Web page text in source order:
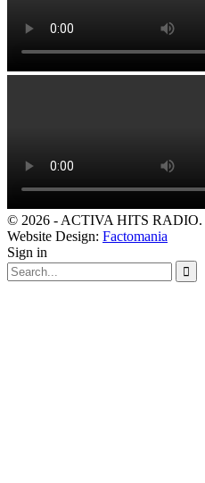
© 2026 - ACTIVA HITS RADIO.
Website Design: Factomania
Sign in